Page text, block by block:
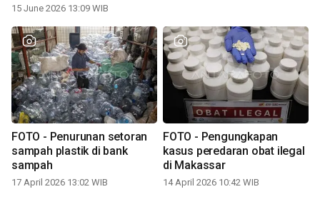
15 June 2026 13:09 WIB
FOTO - Penurunan setoran
sampah plastik di bank
sampah
17 April 2026 13:02 WIB
FOTO - Pengungkapan
kasus peredaran obat ilegal
di Makassar
14 April 2026 10:42 WIB